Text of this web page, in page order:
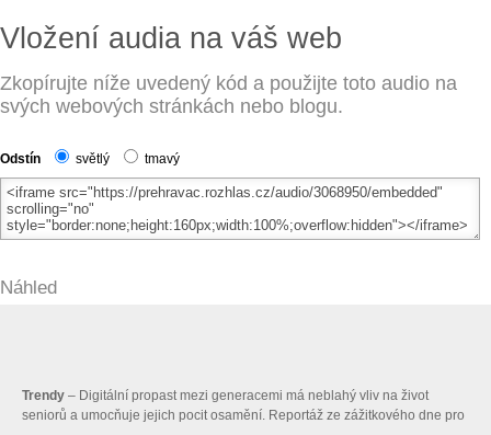
Vložení audia na váš web
Zkopírujte níže uvedený kód a použijte toto audio na
svých webových stránkách nebo blogu.
Odstín světlý tmavý
Náhled